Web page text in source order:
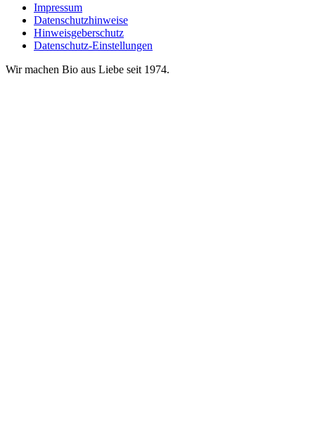
Impressum
Datenschutzhinweise
Hinweisgeberschutz
Datenschutz-Einstellungen
Wir machen Bio aus Liebe seit 1974.